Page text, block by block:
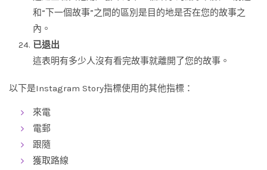
和“下一個故事”之間的區別是目的地是否在您的故事之
內。
已退出
這表明有多少人沒有看完故事就離開了您的故事。
以下是Instagram Story指標使用的其他指標：
來電
電郵
跟隨
獲取路線